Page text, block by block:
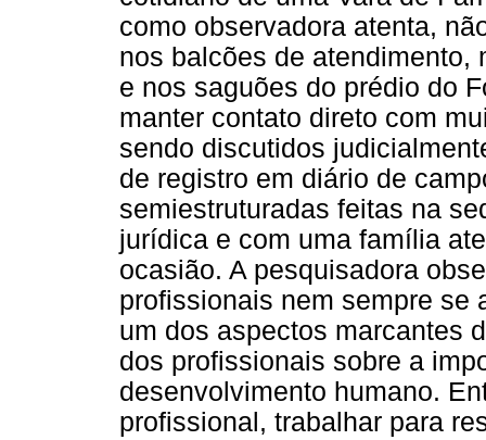
como observadora atenta,
nos balcões de atendimento,
e nos saguões do prédio do
manter contato direto com
sendo discutidos
de registro em diário de
semiestruturadas feitas na
jurídica e com uma família
ocasião. A pesquisadora
profissionais nem sempre se
um dos aspectos marcantes
dos profissionais sobre a
desenvolvimento humano.
profissional, trabalhar para